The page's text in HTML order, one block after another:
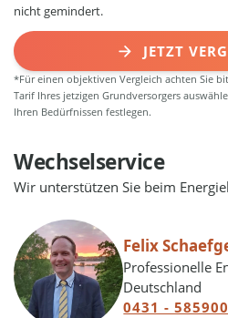
nicht gemindert.
JETZT
*Für einen objektiven Vergleich achten Sie
Tarif Ihres jetzigen Grundversorgers
Ihren Bedürfnissen festlegen.
Wechselservice
Wir unterstützen Sie beim
Felix
Professionelle
Deutschland
0431 -